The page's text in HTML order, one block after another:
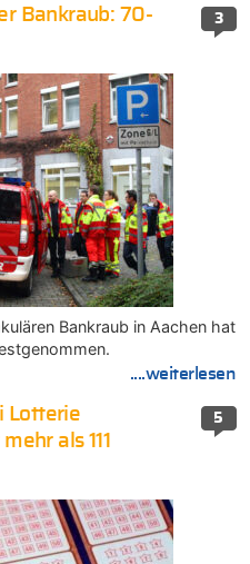
3
Bankraub: 70-
Bankraub in Aachen hat
....weiterlesen
5
Lotterie
als 111